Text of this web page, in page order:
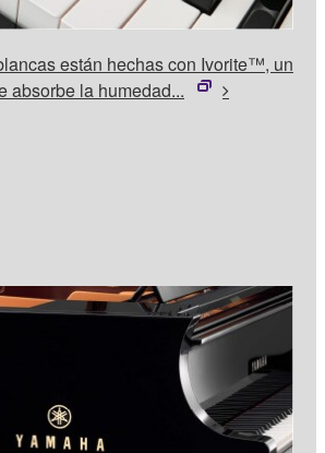
están hechas con Ivorite™, un
absorbe la humedad...